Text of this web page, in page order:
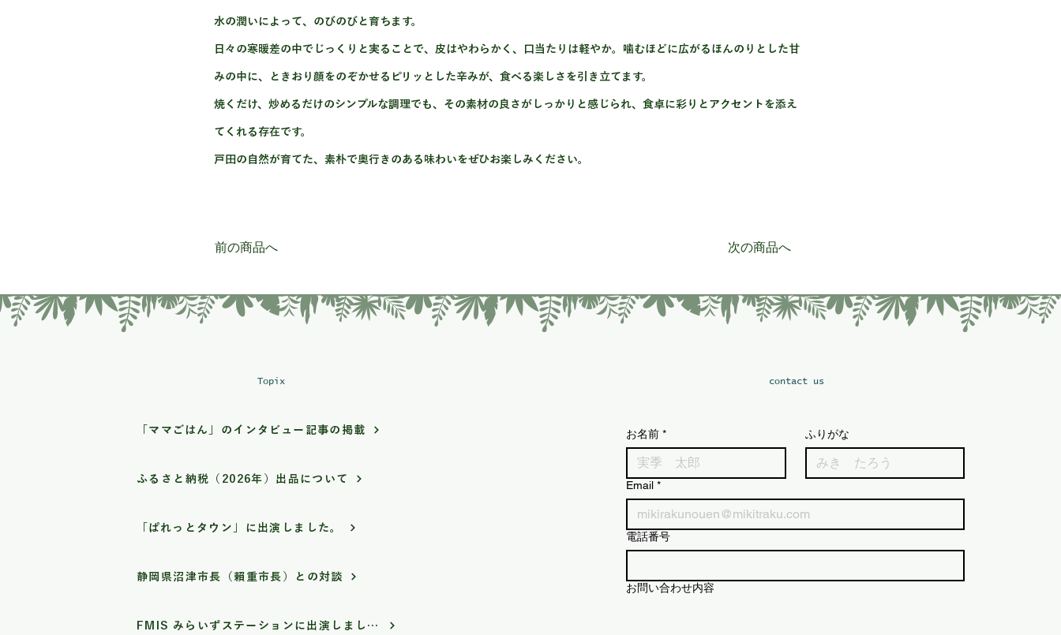
水の潤いによって、のびのびと育ちます。
日々の寒暖差の中でじっくりと実ることで、皮はやわらかく、口当たりは軽やか。噛むほどに広がるほんのりとした甘
みの中に、ときおり顔をのぞかせるピリッとした辛みが、食べる楽しさを引き立てます。
焼くだけ、炒めるだけのシンプルな調理でも、その素材の良さがしっかりと感じられ、食卓に彩りとアクセントを添え
てくれる存在です。
戸田の自然が育てた、素朴で奥行きのある味わいをぜひお楽しみください。
前の商品へ 次の商品へ
Topix
「ママごはん」のインタビュー記事の掲載
ふるさと納税（2026年）出品について
「ぱれっとタウン」に出演しました。
静岡県沼津市長（賴重市長）との対談
FMIS みらいずステーションに出演しました。
​contact us
お名前 * ふりがな
Email *
電話番号
お問い合わせ内容